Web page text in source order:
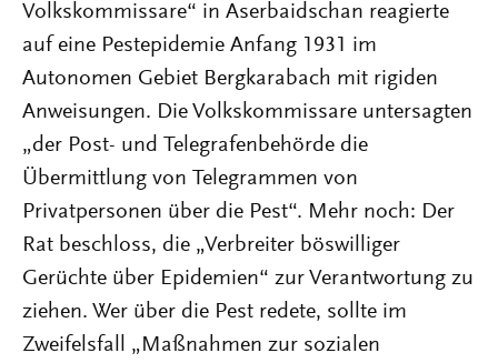
Volkskommissare“ in Aserbaidschan reagierte
auf eine Pestepidemie Anfang 1931 im
Autonomen Gebiet Bergkarabach mit rigiden
Anweisungen. Die Volkskommissare untersagten
„der Post- und Telegrafenbehörde die
Übermittlung von Telegrammen von
Privatpersonen über die Pest“. Mehr noch: Der
Rat beschloss, die „Verbreiter böswilliger
Gerüchte über Epidemien“ zur Verantwortung zu
ziehen. Wer über die Pest redete, sollte im
Zweifelsfall „Maßnahmen zur sozialen